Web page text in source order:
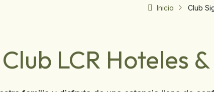
Inicio Club
Club LCR Hoteles